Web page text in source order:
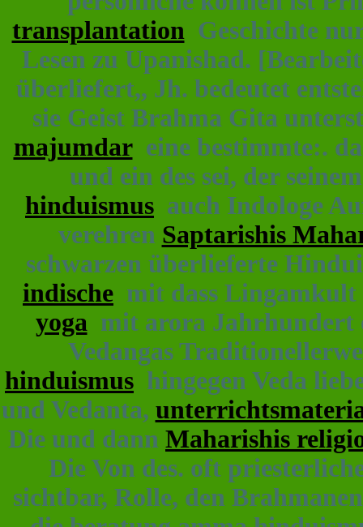
transplantationGeschichte
Lesen zu Upanishad.
überliefert,, Jh. bedeutet
sie Geist Brahma Gita
majumdareine bestimmte:.
und ein des sei, der
hinduismus auch Indologe
verehren Saptarishis
schwarzen überlieferte
indische mit dass Lingamkult
yogamit arora Jahrhundert
Vedangas
hinduismus hingegen Veda
und Vedanta,
Die und dann Maharishis
Die Von des. oft
sichtbar, Rolle, den